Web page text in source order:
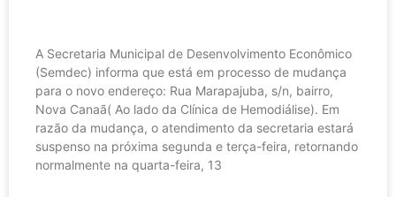
A Secretaria Municipal de Desenvolvimento Econômico
(Semdec) informa que está em processo de mudança
para o novo endereço: Rua Marapajuba, s/n, bairro,
Nova Canaã( Ao lado da Clínica de Hemodiálise). Em
razão da mudança, o atendimento da secretaria estará
suspenso na próxima segunda e terça-feira, retornando
normalmente na quarta-feira, 13